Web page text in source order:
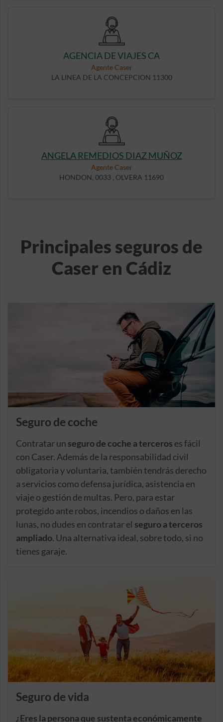
AGENCIA DE VIAJES CA
Agente Caser
LA LINEA DE LA CONCEPCION 11300
ANGELA REMEDIOS DIAZ MUÑOZ
Agente Caser
HONDON, 0033 , OLVERA 11690
Principales seguros de
Caser en Cádiz
Seguro de coche
Contratar un seguro de coche a terceros es fácil
con Caser. Además de la responsabilidad civil
obligatoria y voluntaria, también tendrás derecho
a servicios como defensa jurídica, asistencia en
viaje o gestión de multas. Pero, para estar
protegido ante robos, incendios o daños en las
lunas, no dudes en contratar el seguro a terceros
ampliado. Una alternativa ideal, sobre todo, si no
tienes garaje.
Seguro de vida
¿Eres la persona que sustenta económicamente